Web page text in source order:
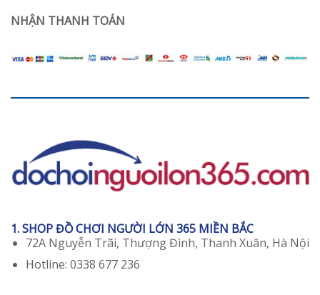
NHẬN THANH TOÁN
1. SHOP ĐỒ CHƠI NGƯỜI LỚN 365 MIỀN BẮC
72A Nguyễn Trãi, Thượng Đình, Thanh Xuân, Hà Nội
Hotline: 0338 677 236